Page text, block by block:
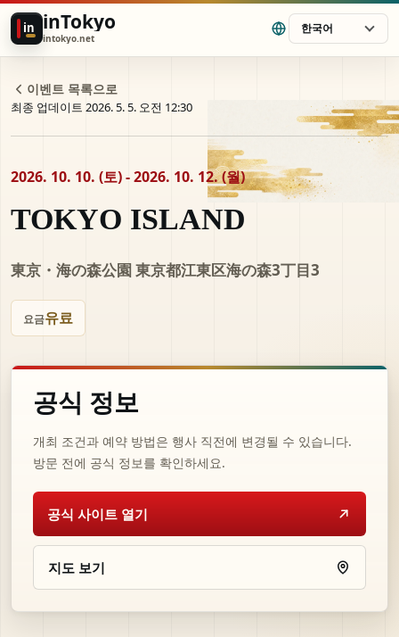
in inTokyo
intokyo.net
한국어
이벤트 목록으로
최종 업데이트 2026. 5. 5. 오전 12:30
2026. 10. 10. (토) - 2026. 10. 12. (월)
TOKYO ISLAND
東京・海の森公園 東京都江東区海の森3丁目3
요금유료
공식 정보
개최 조건과 예약 방법은 행사 직전에 변경될 수 있습니다.
방문 전에 공식 정보를 확인하세요.
공식 사이트 열기
지도 보기